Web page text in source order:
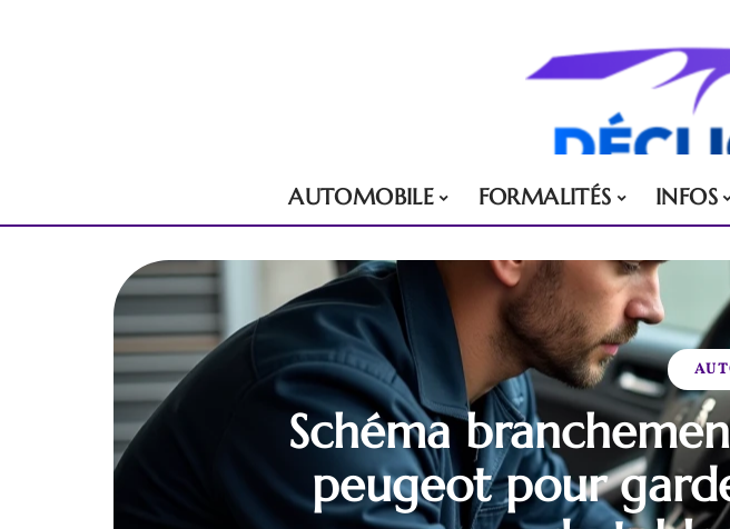
AUTOMOBILE FORMALITÉS INFOS
Schéma
peugeot pour